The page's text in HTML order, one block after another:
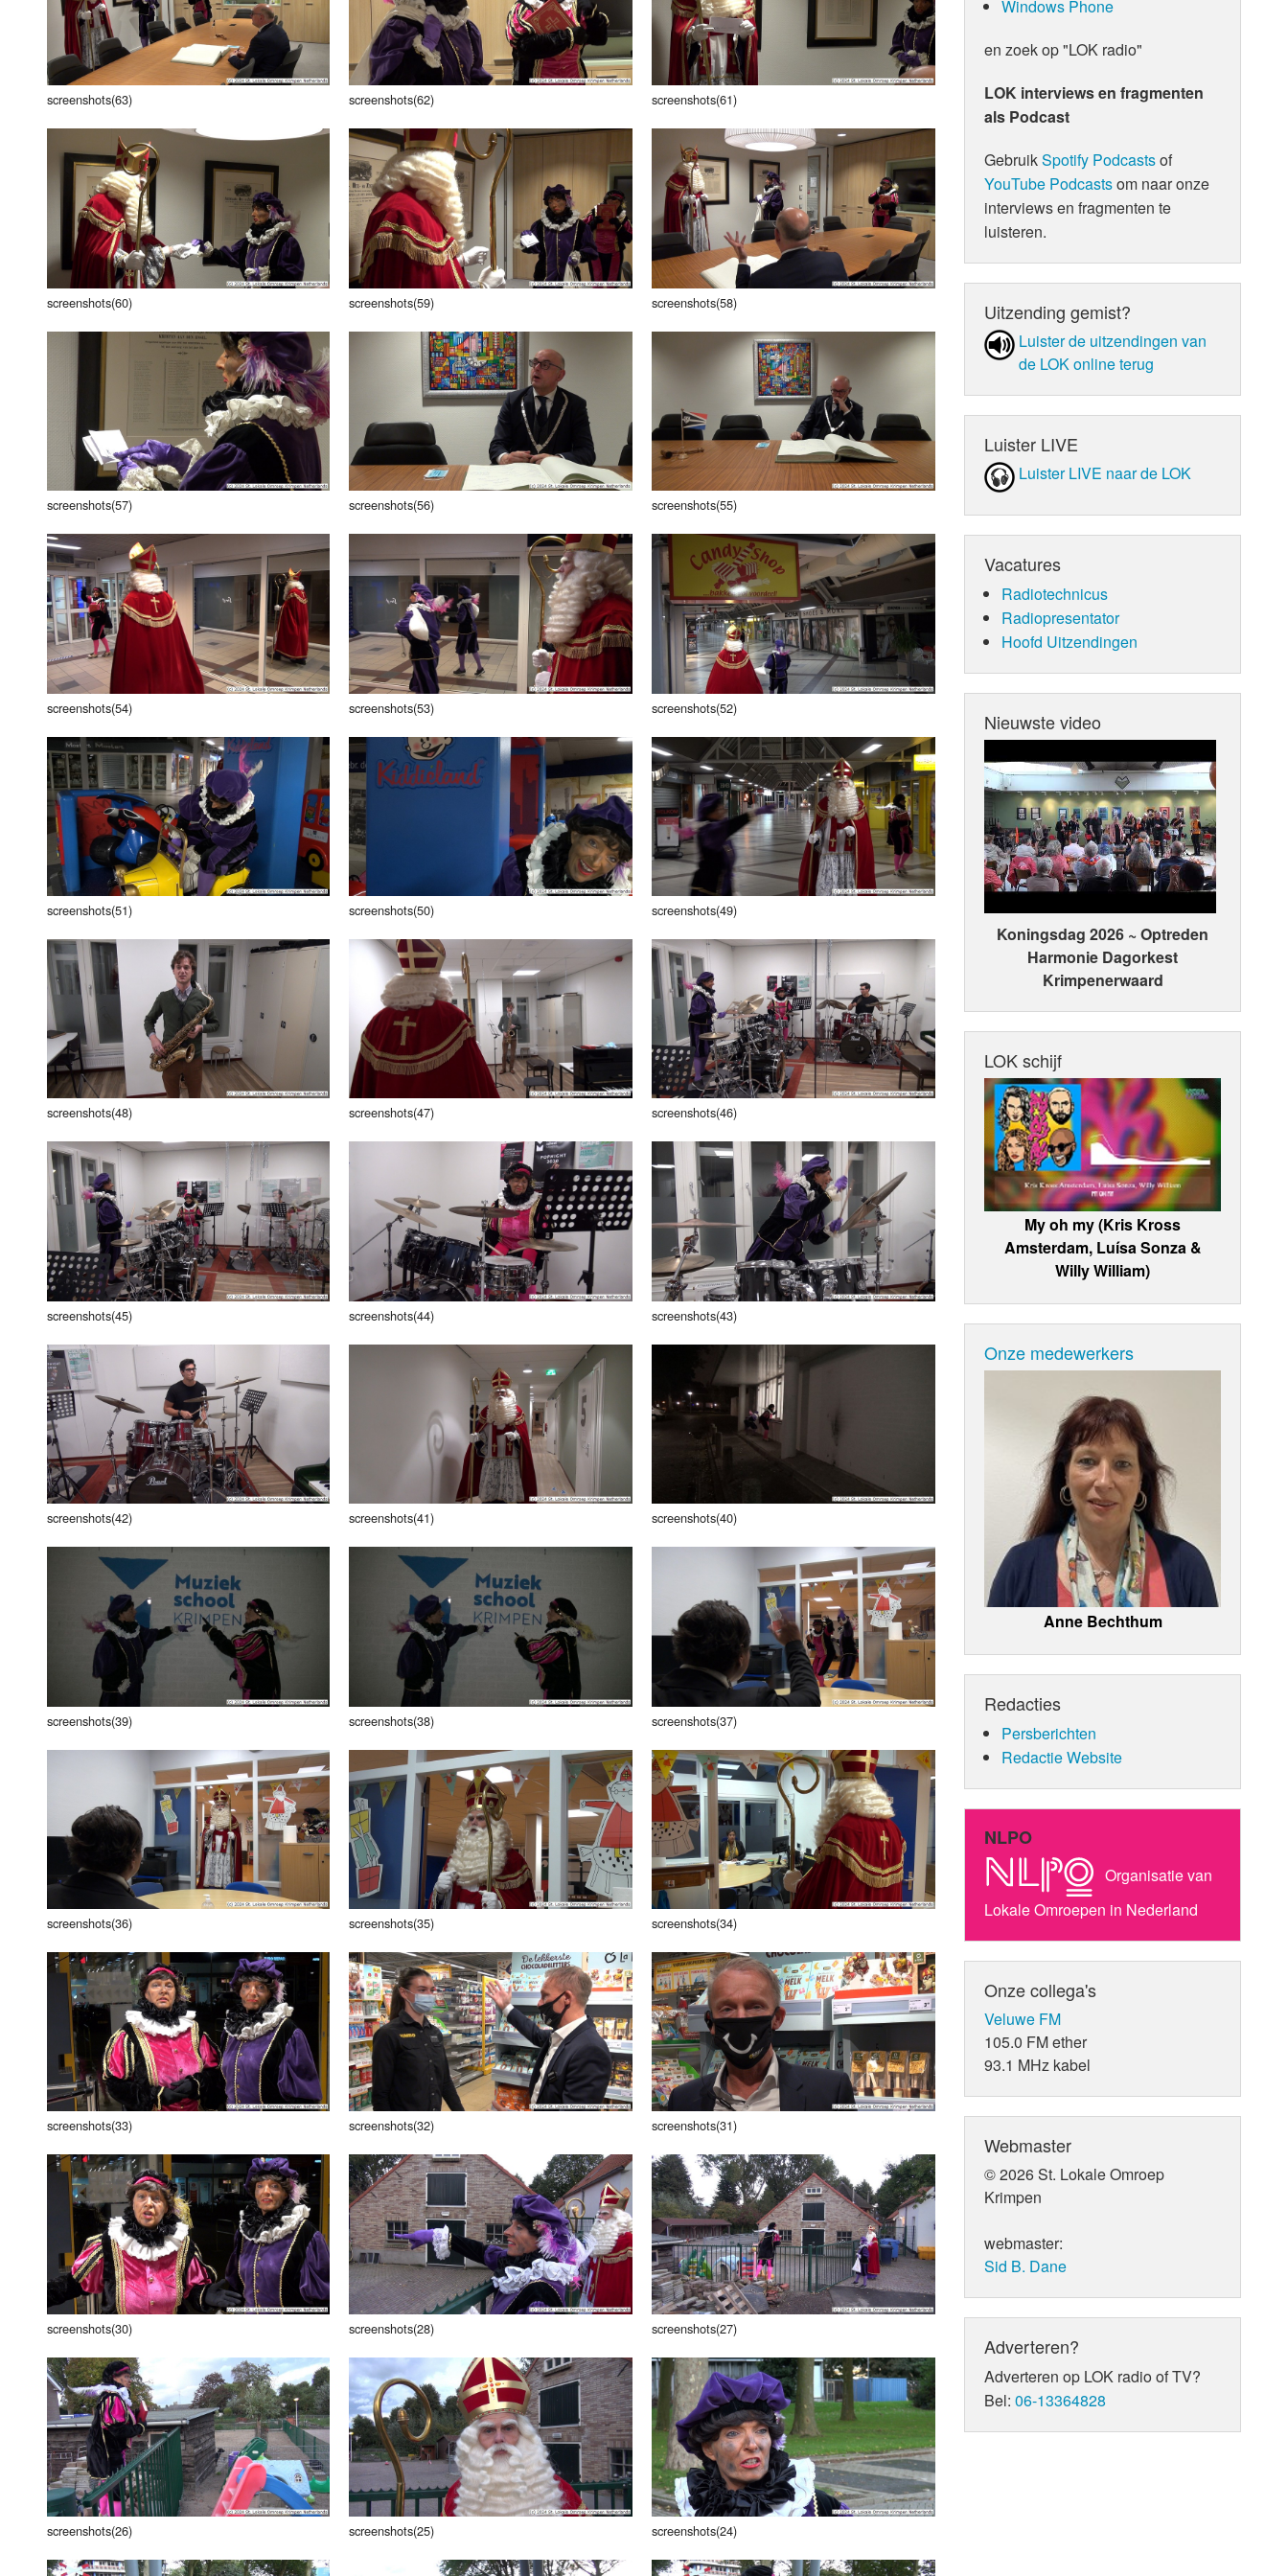
screenshots(63) screenshots(62) screenshots(61)
screenshots(60) screenshots(59) screenshots(58)
screenshots(57) screenshots(56) screenshots(55)
screenshots(54) screenshots(53) screenshots(52)
screenshots(51) screenshots(50) screenshots(49)
screenshots(48) screenshots(47) screenshots(46)
screenshots(45) screenshots(44) screenshots(43)
screenshots(42) screenshots(41) screenshots(40)
screenshots(39) screenshots(38) screenshots(37)
screenshots(36) screenshots(35) screenshots(34)
screenshots(33) screenshots(32) screenshots(31)
screenshots(30) screenshots(28) screenshots(27)
screenshots(26) screenshots(25) screenshots(24)
Windows Phone
en zoek op "LOK radio"
LOK interviews en fragmenten
als Podcast
GebruikSpotify Podcastsof
YouTube Podcastsom naar onze
interviews en fragmenten te
luisteren.
Uitzending gemist?
Luister de uit­zen­din­gen van
de LOK online terug
Luister LIVE
Luister LIVE naar de LOK
Vacatures
Radiotechnicus
Radiopresentator
Hoofd Uitzendingen
Nieuwste video
Koningsdag 2026 ~ Optreden
Harmonie Dagorkest
Krimpenerwaard
LOK schijf
My oh my (Kris Kross
Amsterdam, Luísa Sonza &
Willy William)
Onze medewerkers
Anne Bechthum
Redacties
Persberichten
Redactie Website
NLPO
Organisatie van
Lokale Omroepen in Nederland
Onze collega's
Veluwe FM
105.0 FM ether
93.1 MHz kabel
Webmaster
© 2026 St. Lokale Omroep
Krimpen
webmaster:
Sid B. Dane
Adverteren?
Adverteren op LOK radio of TV?
Bel:06-13364828